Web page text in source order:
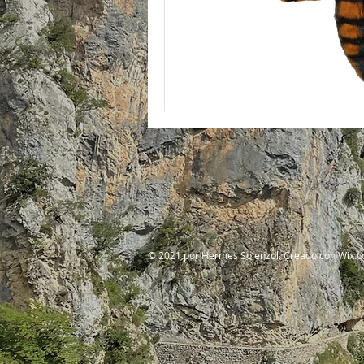
© 2021 por Hermes Solenzol. Creado con